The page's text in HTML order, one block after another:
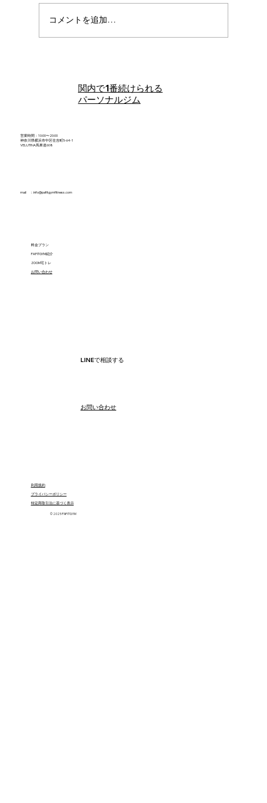
コメントを追加…
営業時間：10:00〜20:00
神奈川県横浜市中区住吉町5-64-1
VELUTINA馬車道608
mail ：info@pafitgymfitness.com
関内で1番続けられる
パーソナルジム
料金プラン
PAFITGYM紹介
ZOOM宅トレ
​お問い合わせ
利用規約
プライバシーポリシー
特定商取引法に基づく表示
LINEで相談する
​お問い合わせ
© 2025 PAFITGYM